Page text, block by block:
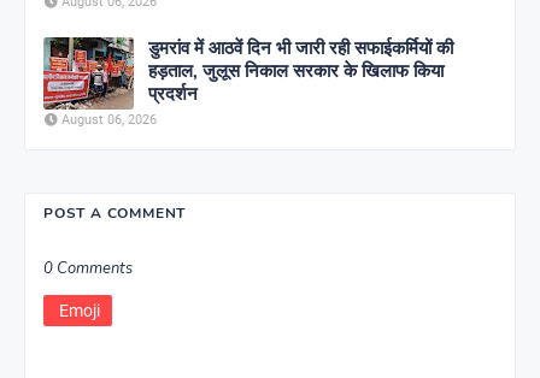
डुमरांव में आठवें दिन भी जारी रही सफाईकर्मियों की
हड़ताल, जुलूस निकाल सरकार के खिलाफ किया
प्रदर्शन
August 06, 2026
POST A COMMENT
0 Comments
Emoji